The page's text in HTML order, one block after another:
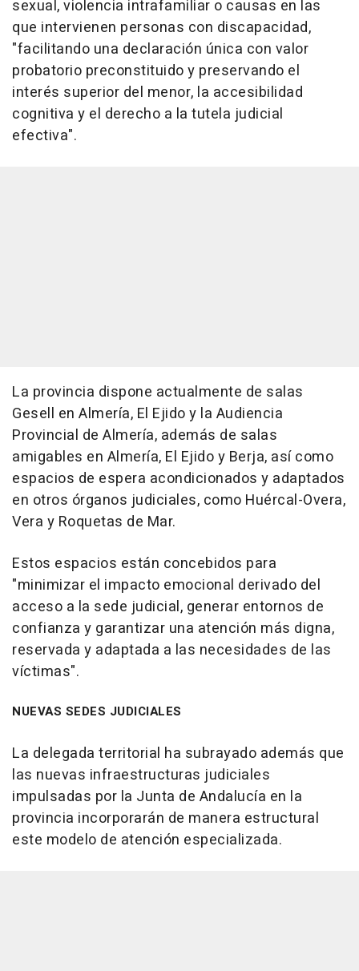
sexual, violencia intrafamiliar o causas en las
que intervienen personas con discapacidad,
"facilitando una declaración única con valor
probatorio preconstituido y preservando el
interés superior del menor, la accesibilidad
cognitiva y el derecho a la tutela judicial
efectiva".
La provincia dispone actualmente de salas
Gesell en Almería, El Ejido y la Audiencia
Provincial de Almería, además de salas
amigables en Almería, El Ejido y Berja, así como
espacios de espera acondicionados y adaptados
en otros órganos judiciales, como Huércal-Overa,
Vera y Roquetas de Mar.
Estos espacios están concebidos para
"minimizar el impacto emocional derivado del
acceso a la sede judicial, generar entornos de
confianza y garantizar una atención más digna,
reservada y adaptada a las necesidades de las
víctimas".
NUEVAS SEDES JUDICIALES
La delegada territorial ha subrayado además que
las nuevas infraestructuras judiciales
impulsadas por la Junta de Andalucía en la
provincia incorporarán de manera estructural
este modelo de atención especializada.